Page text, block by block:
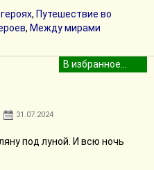
, Путешествие во
, Между мирами
31.07.2024
под луной. И всю ночь